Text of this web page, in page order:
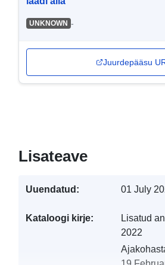
UNKNOWN -
Juurdepääsu
Lisateave
Uuendatud: 01 July
Kataloogi kirje: Lisatud
2022